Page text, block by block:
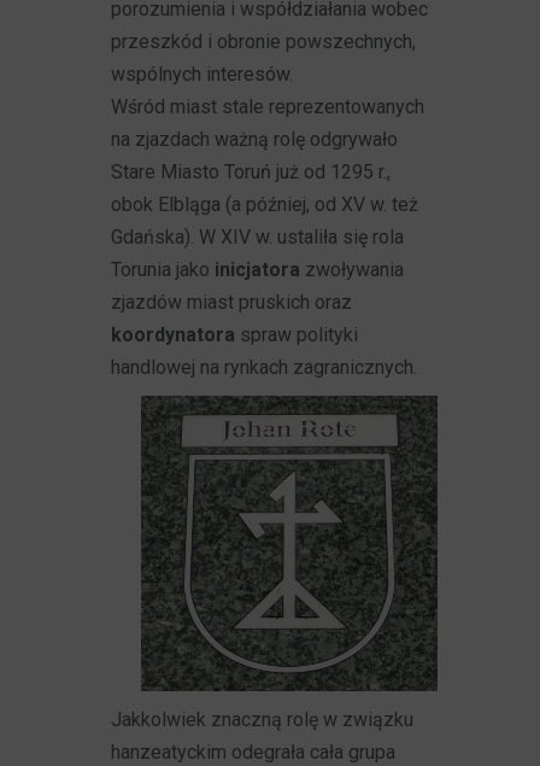
porozumienia i współdziałania wobec
przeszkód i obronie powszechnych,
wspólnych interesów.
Wśród miast stale reprezentowanych
na zjazdach ważną rolę odgrywało
Stare Miasto Toruń już od 1295 r.,
obok Elbląga (a później, od XV w. też
Gdańska). W XIV w. ustaliła się rola
Torunia jako inicjatora zwoływania
zjazdów miast pruskich oraz
koordynatora spraw polityki
handlowej na rynkach zagranicznych.
Jakkolwiek znaczną rolę w związku
hanzeatyckim odegrała cała grupa